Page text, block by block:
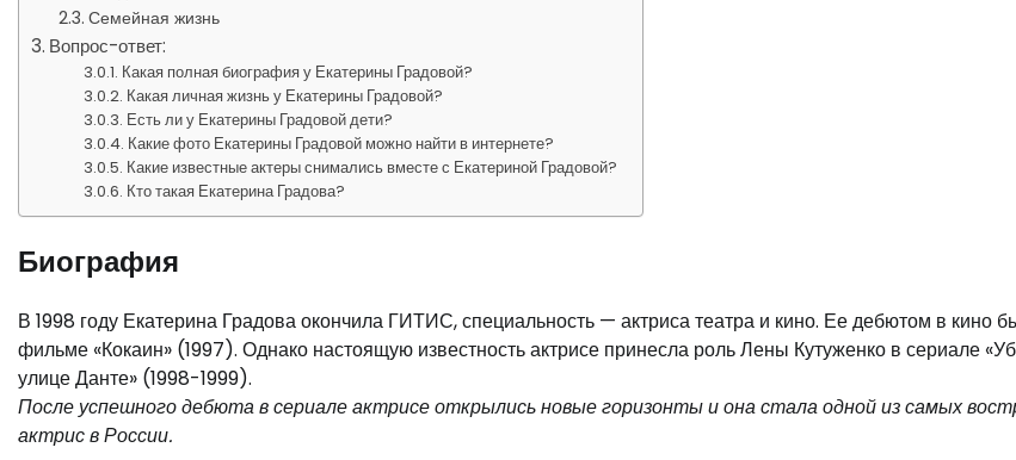
Семейная жизнь
Вопрос-ответ:
Какая полная биография у Екатерины Градовой?
Какая личная жизнь у Екатерины Градовой?
Есть ли у Екатерины Градовой дети?
Какие фото Екатерины Градовой можно найти в интернете?
Какие известные актеры снимались вместе с Екатериной Градовой?
Кто такая Екатерина Градова?
Биография
В 1998 году Екатерина Градова окончила ГИТИС, специальность — актриса театра и кино. Ее дебютом в кино
фильме «Кокаин» (1997). Однако настоящую известность актрисе принесла роль Лены Кутуженко в сериале
улице Данте» (1998-1999).
После успешного дебюта в сериале актрисе открылись новые горизонты и она стала одной из самых
актрис в России.